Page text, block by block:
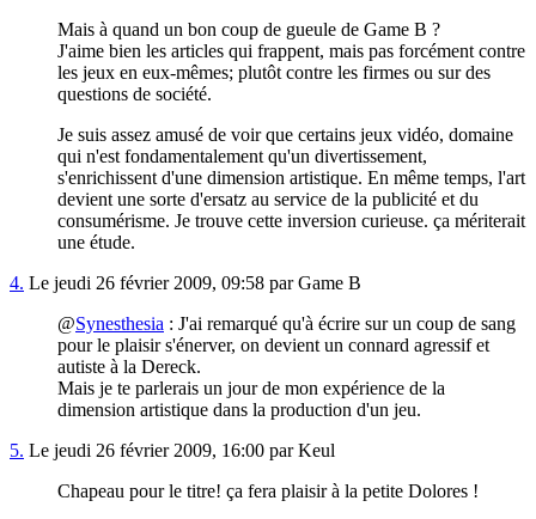
Mais à quand un bon coup de gueule de Game B ?
J'aime bien les articles qui frappent, mais pas forcément contre
les jeux en eux-mêmes; plutôt contre les firmes ou sur des
questions de société.
Je suis assez amusé de voir que certains jeux vidéo, domaine
qui n'est fondamentalement qu'un divertissement,
s'enrichissent d'une dimension artistique. En même temps, l'art
devient une sorte d'ersatz au service de la publicité et du
consumérisme. Je trouve cette inversion curieuse. ça mériterait
une étude.
4. Le jeudi 26 février 2009, 09:58 par Game B
@Synesthesia : J'ai remarqué qu'à écrire sur un coup de sang
pour le plaisir s'énerver, on devient un connard agressif et
autiste à la Dereck.
Mais je te parlerais un jour de mon expérience de la
dimension artistique dans la production d'un jeu.
5. Le jeudi 26 février 2009, 16:00 par Keul
Chapeau pour le titre! ça fera plaisir à la petite Dolores !